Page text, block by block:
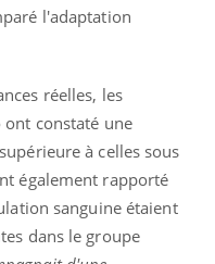
l'adaptation
réelles, les
ont constaté une
à celles sous
également rapporté
sanguine étaient
dans le groupe